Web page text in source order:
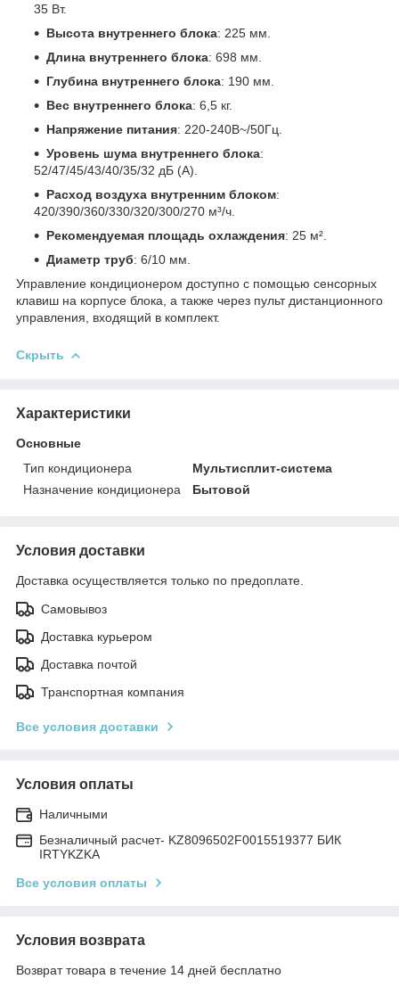
35 Вт.
Высота внутреннего блока: 225 мм.
Длина внутреннего блока: 698 мм.
Глубина внутреннего блока: 190 мм.
Вес внутреннего блока: 6,5 кг.
Напряжение питания: 220-240В~/50Гц.
Уровень шума внутреннего блока:
52/47/45/43/40/35/32 дБ (А).
Расход воздуха внутренним блоком:
420/390/360/330/320/300/270 м³/ч.
Рекомендуемая площадь охлаждения: 25 м².
Диаметр труб: 6/10 мм.
Управление кондиционером доступно с помощью сенсорных
клавиш на корпусе блока, а также через пульт дистанционного
управления, входящий в комплект.
Скрыть
Характеристики
Основные
Тип кондиционера
Мультисплит-система
Назначение кондиционера
Бытовой
Условия доставки
Доставка осуществляется только по предоплате.
Самовывоз
Доставка курьером
Доставка почтой
Транспортная компания
Все условия доставки
Условия оплаты
Наличными
Безналичный расчет- KZ8096502F0015519377 БИК
IRTYKZKA
Все условия оплаты
Условия возврата
Возврат товара в течение 14 дней бесплатно